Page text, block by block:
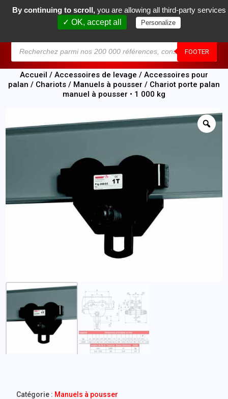
FOOTER
0
Accueil / Accessoires de levage / Accessoires pour
palan / Chariots / Manuels à pousser / Chariot porte palan
manuel à pousser • 1 000 kg
Catégorie : Manuels à pousser
By continuing to scroll, you are allowing all third-party services
✓ OK, accept all
Personalize